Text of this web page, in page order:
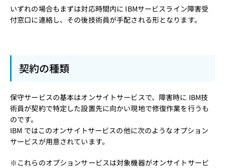
いずれの場合もまずは対応時間内に IBMサービスライン障害受
付窓口に連絡し、その後技術員が手配される形となります。
契約の種類
保守サービスの基本はオンサイトサービスで、障害時に IBM技
術員が契約で特定した設置先に向かい現地で修復作業を行うも
のです。
IBM ではこのオンサイトサービスの他に次のようなオプション
サービスが用意されています。
※これらのオプションサービスは対象機器がオンサイトサービ